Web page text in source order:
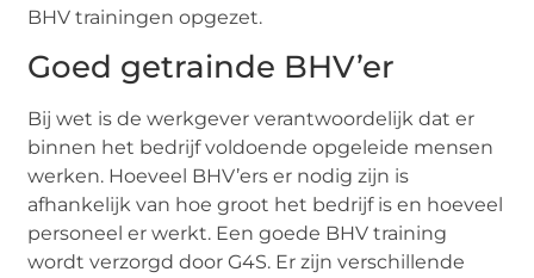
BHV trainingen opgezet.
Goed getrainde BHV’er
Bij wet is de werkgever verantwoordelijk dat er
binnen het bedrijf voldoende opgeleide mensen
werken. Hoeveel BHV’ers er nodig zijn is
afhankelijk van hoe groot het bedrijf is en hoeveel
personeel er werkt. Een goede BHV training
wordt verzorgd door G4S. Er zijn verschillende